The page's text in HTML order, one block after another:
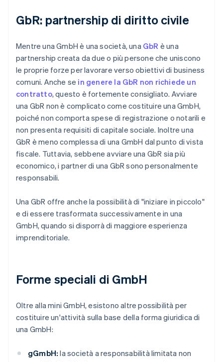
GbR: partnership di diritto civile
Mentre una GmbH è una società, una GbR è una
partnership creata da due o più persone che uniscono
le proprie forze per lavorare verso obiettivi di business
comuni. Anche se in genere la GbR non richiede un
contratto, questo è fortemente consigliato. Avviare
una GbR non è complicato come costituire una GmbH,
poiché non comporta spese di registrazione o notarili e
non presenta requisiti di capitale sociale. Inoltre una
GbR è meno complessa di una GmbH dal punto di vista
fiscale. Tuttavia, sebbene avviare una GbR sia più
economico, i partner di una GbR sono personalmente
responsabili.
Una GbR offre anche la possibilità di "iniziare in piccolo"
e di essere trasformata successivamente in una
GmbH, quando si disporrà di maggiore esperienza
imprenditoriale.
Forme speciali di GmbH
Oltre alla mini GmbH, esistono altre possibilità per
costituire un'attività sulla base della forma giuridica di
una GmbH:
gGmbH: la società a responsabilità limitata non